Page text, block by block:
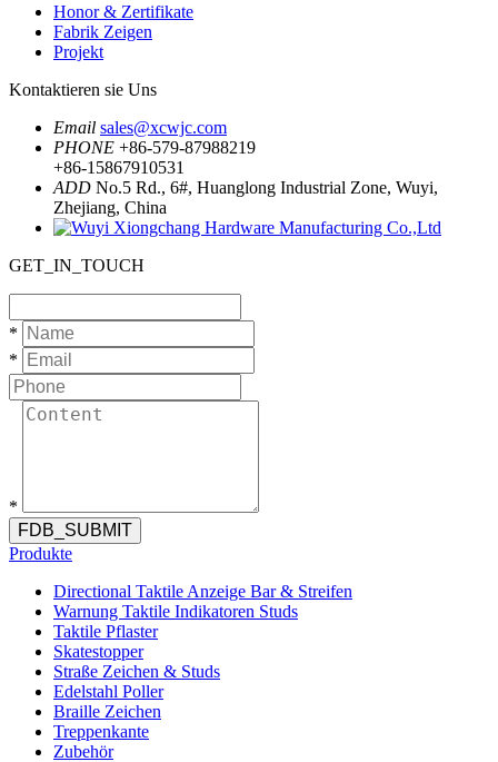
Honor & Zertifikate
Fabrik Zeigen
Projekt
Kontaktieren sie Uns
Email sales@xcwjc.com
PHONE +86-579-87988219
+86-15867910531
ADD No.5 Rd., 6#, Huanglong Industrial Zone, Wuyi,
Zhejiang, China
GET_IN_TOUCH
*
*
*
FDB_SUBMIT
Produkte
Directional Taktile Anzeige Bar & Streifen
Warnung Taktile Indikatoren Studs
Taktile Pflaster
Skatestopper
Straße Zeichen & Studs
Edelstahl Poller
Braille Zeichen
Treppenkante
Zubehör